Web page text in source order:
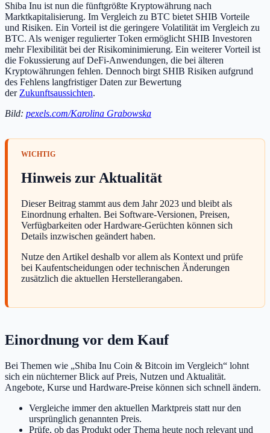
Shiba Inu ist nun die fünftgrößte Kryptowährung nach
Marktkapitalisierung. Im Vergleich zu BTC bietet SHIB Vorteile
und Risiken. Ein Vorteil ist die geringere Volatilität im Vergleich zu
BTC. Als weniger regulierter Token ermöglicht SHIB Investoren
mehr Flexibilität bei der Risikominimierung. Ein weiterer Vorteil ist
die Fokussierung auf DeFi-Anwendungen, die bei älteren
Kryptowährungen fehlen. Dennoch birgt SHIB Risiken aufgrund
des Fehlens langfristiger Daten zur Bewertung
der Zukunftsaussichten.
Bild: pexels.com/Karolina Grabowska
Hinweis zur Aktualität
Dieser Beitrag stammt aus dem Jahr 2023 und bleibt als
Einordnung erhalten. Bei Software-Versionen, Preisen,
Verfügbarkeiten oder Hardware-Gerüchten können sich
Details inzwischen geändert haben.
Nutze den Artikel deshalb vor allem als Kontext und prüfe
bei Kaufentscheidungen oder technischen Änderungen
zusätzlich die aktuellen Herstellerangaben.
Einordnung vor dem Kauf
Bei Themen wie „Shiba Inu Coin & Bitcoin im Vergleich“ lohnt
sich ein nüchterner Blick auf Preis, Nutzen und Aktualität.
Angebote, Kurse und Hardware-Preise können sich schnell ändern.
Vergleiche immer den aktuellen Marktpreis statt nur den
ursprünglich genannten Preis.
Prüfe, ob das Produkt oder Thema heute noch relevant und